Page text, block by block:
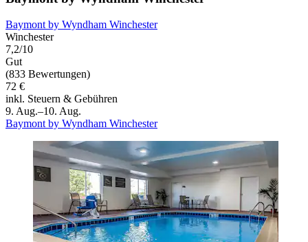
Baymont by Wyndham Winchester
Winchester
7,2/10
Gut
(833 Bewertungen)
72 €
inkl. Steuern & Gebühren
9. Aug.–10. Aug.
Baymont by Wyndham Winchester